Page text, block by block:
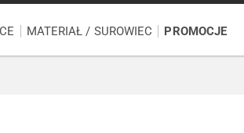
MATERIAŁ / SUROWIEC PROMOCJE